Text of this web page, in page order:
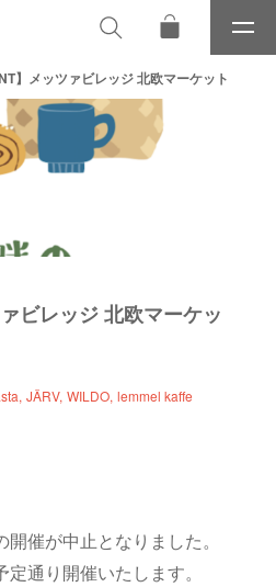
メ
ニ
】メッツァビレッジ 北欧マーケット
ビレッジ 北欧マーケッ
JÄRV WILDO lemmel kaffe
催が中止となりました。
通り開催いたします。